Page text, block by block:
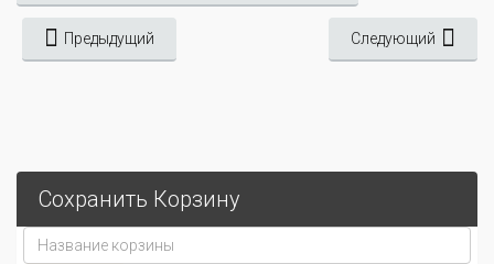
Предыдущий Следующий
Сохранить Корзину